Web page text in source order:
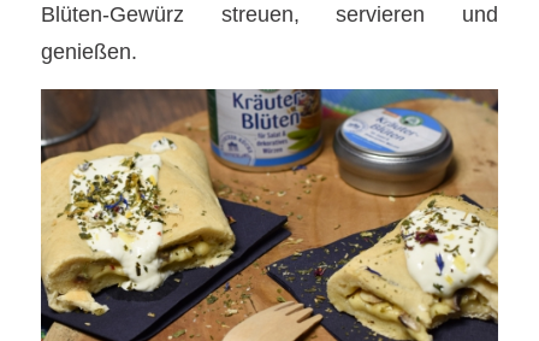
Blüten-Gewürz streuen, servieren und
genießen.